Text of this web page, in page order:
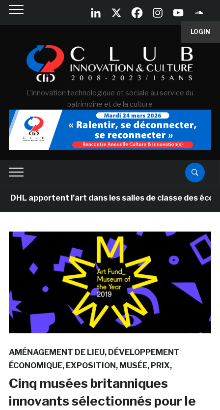
LOGIN
L'innovation technologique et sociale au service du
patrimoine et de la culture
l’art dans les salles de classe des écoles
AMÉNAGEMENT DE LIEU DÉVELOPPEMENT
ÉCONOMIQUE EXPOSITION MUSÉE PRIX
Cinq musées britanniques
innovants sélectionnés pour le